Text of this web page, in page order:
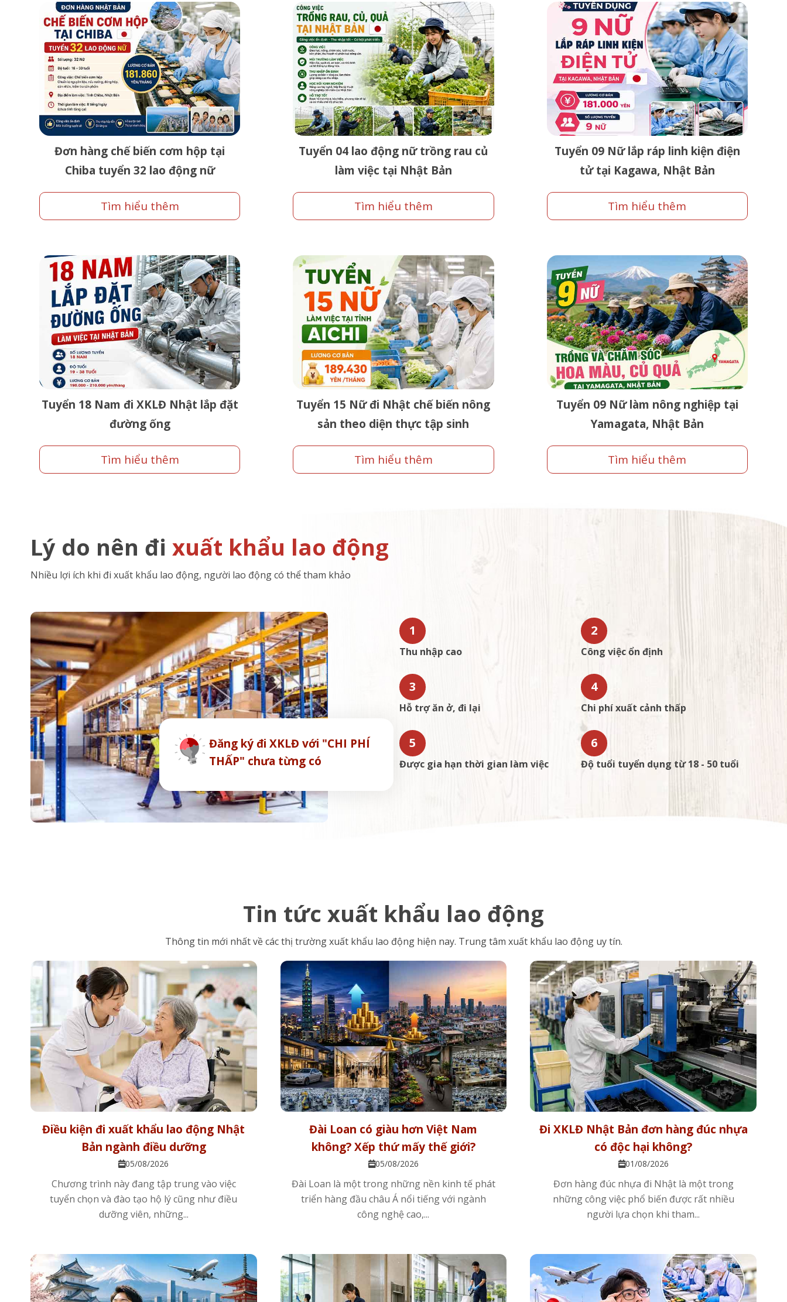
Đơn hàng chế biến cơm hộp tại
Chiba tuyển 32 lao động nữ
Tìm hiểu thêm
Tuyển 04 lao động nữ trồng rau củ
làm việc tại Nhật Bản
Tìm hiểu thêm
Tuyển 09 Nữ lắp ráp linh kiện điện
tử tại Kagawa, Nhật Bản
Tìm hiểu thêm
Tuyển 18 Nam đi XKLĐ Nhật lắp đặt
đường ống
Tìm hiểu thêm
Tuyển 15 Nữ đi Nhật chế biến nông
sản theo diện thực tập sinh
Tìm hiểu thêm
Tuyển 09 Nữ làm nông nghiệp tại
Yamagata, Nhật Bản
Tìm hiểu thêm
Lý do nên đi xuất khẩu lao động
Nhiều lợi ích khi đi xuất khẩu lao động, người lao động có thể tham khảo
Đăng ký đi XKLĐ với "CHI PHÍ
THẤP" chưa từng có
1
Thu nhập cao
2
Công việc ổn định
3
Hỗ trợ ăn ở, đi lại
4
Chi phí xuất cảnh thấp
5
Được gia hạn thời gian làm việc
6
Độ tuổi tuyển dụng từ 18 - 50 tuổi
Tin tức xuất khẩu lao động
Thông tin mới nhất về các thị trường xuất khẩu lao động hiện nay. Trung tâm xuất khẩu lao động uy tín.
Điều kiện đi xuất khẩu lao động Nhật
Bản ngành điều dưỡng
05/08/2026
Chương trình này đang tập trung vào việc
tuyển chọn và đào tạo hộ lý cũng như điều
dưỡng viên, những...
Đài Loan có giàu hơn Việt Nam
không? Xếp thứ mấy thế giới?
05/08/2026
Đài Loan là một trong những nền kinh tế phát
triển hàng đầu châu Á nổi tiếng với ngành
công nghệ cao,...
Đi XKLĐ Nhật Bản đơn hàng đúc nhựa
có độc hại không?
01/08/2026
Đơn hàng đúc nhựa đi Nhật là một trong
những công việc phổ biến được rất nhiều
người lựa chọn khi tham...